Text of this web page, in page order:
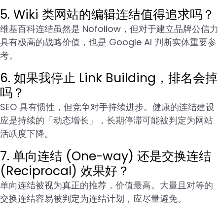
5. Wiki 类网站的编辑连结值得追求吗？
维基百科连结虽然是 Nofollow，但对于建立品牌公信力
具有极高的战略价值，也是 Google AI 判断实体重要参
考。
6. 如果我停止 Link Building，排名会掉
吗？
SEO 具有惯性，但竞争对手持续进步。健康的连结建设
应是持续的「动态增长」，长期停滞可能被判定为网站
活跃度下降。
7. 单向连结 (One-way) 还是交换连结
(Reciprocal) 效果好？
单向连结被视为真正的推荐，价值最高。大量且对等的
交换连结容易被判定为连结计划，应尽量避免。